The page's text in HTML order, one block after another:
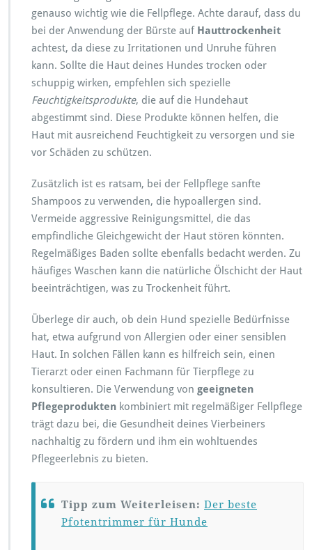
genauso wichtig wie die Fellpflege. Achte darauf, dass du
bei der Anwendung der Bürste auf Hauttrockenheit
achtest, da diese zu Irritationen und Unruhe führen
kann. Sollte die Haut deines Hundes trocken oder
schuppig wirken, empfehlen sich spezielle
Feuchtigkeitsprodukte, die auf die Hundehaut
abgestimmt sind. Diese Produkte können helfen, die
Haut mit ausreichend Feuchtigkeit zu versorgen und sie
vor Schäden zu schützen.
Zusätzlich ist es ratsam, bei der Fellpflege sanfte
Shampoos zu verwenden, die hypoallergen sind.
Vermeide aggressive Reinigungsmittel, die das
empfindliche Gleichgewicht der Haut stören könnten.
Regelmäßiges Baden sollte ebenfalls bedacht werden. Zu
häufiges Waschen kann die natürliche Ölschicht der Haut
beeinträchtigen, was zu Trockenheit führt.
Überlege dir auch, ob dein Hund spezielle Bedürfnisse
hat, etwa aufgrund von Allergien oder einer sensiblen
Haut. In solchen Fällen kann es hilfreich sein, einen
Tierarzt oder einen Fachmann für Tierpflege zu
konsultieren. Die Verwendung von geeigneten
Pflegeprodukten kombiniert mit regelmäßiger Fellpflege
trägt dazu bei, die Gesundheit deines Vierbeiners
nachhaltig zu fördern und ihm ein wohltuendes
Pflegeerlebnis zu bieten.
Tipp zum Weiterleisen: Der beste
Pfotentrimmer für Hunde